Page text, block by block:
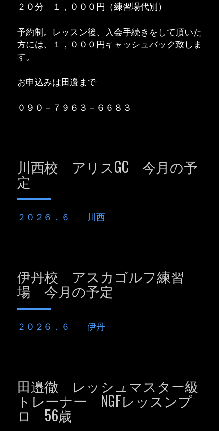
２０分 １，０００円（練習場代別）
予約制。レッスン後、入会手続きをして頂いた
方には、１，０００円キャッシュバック致しま
す。
お申込みは田邉まで
０９０－７９６３－６６８３
川西校 アリスGC 今月の予
定
２０２６．６ 川西
伊丹校 アスカゴルフ練習
場 今月の予定
２０２６．６ 伊丹
田邉徹 レッシュマスター級
トレーナー NGFレッスンプ
ロ 56歳